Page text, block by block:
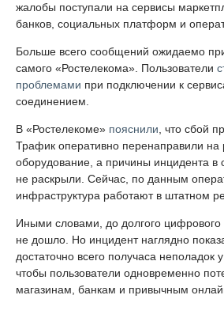
жалобы поступали на сервисы
банков, социальных платформ и
Больше всего сообщений ожидаемо
самого «Ростелекома». Пользователи
проблемами при подключении к
соединением.
В «Ростелекоме» пояснили , что сбой
Трафик оперативно перенаправили на
оборудование, а причины инцидента
не раскрыли. Сейчас, по данным
инфраструктура работают в штатном
Иными словами, до долгого цифрового
не дошло. Но инцидент наглядно
достаточно всего получаса неполадок
чтобы пользователи одновременно
магазинам, банкам и привычным